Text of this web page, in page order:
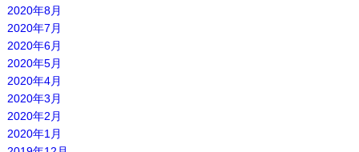
2020年8月
2020年7月
2020年6月
2020年5月
2020年4月
2020年3月
2020年2月
2020年1月